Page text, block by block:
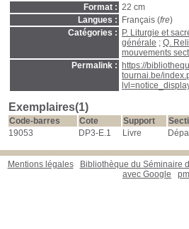
Format : 22 cm
Langues :
Français (fre)
Catégories :
P. Liturgie et
générale ; Q.
mouvements
Permalink :
https://
tournai.be/
Exemplaires(1)
Code-barres Cote Support
19053
DP3-E.1 Livre
Mentions légales Bibliothèque du Séminaire
avec Google